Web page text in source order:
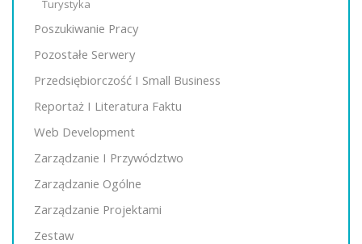
Turystyka
Poszukiwanie Pracy
Pozostałe Serwery
Przedsiębiorczość I Small Business
Reportaż I Literatura Faktu
Web Development
Zarządzanie I Przywództwo
Zarządzanie Ogólne
Zarządzanie Projektami
Zestaw